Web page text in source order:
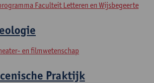
Faculteit Letteren en Wijsbegeerte
en filmwetenschap
Praktijk